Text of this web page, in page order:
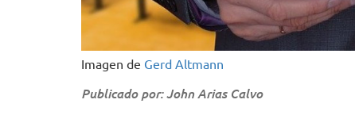
Imagen de Gerd Altmann
Publicado por: John Arias Calvo